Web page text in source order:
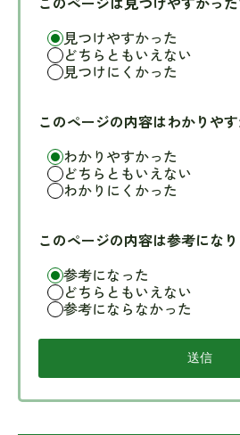
見つけやすかった
どちらともいえない
見つけにくかった
このページの内容はわかりや
わかりやすかった
どちらともいえない
わかりにくかった
このページの内容は参考にな
参考になった
どちらともいえない
参考にならなかった